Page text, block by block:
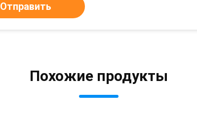
Отправить
Похожие продукты